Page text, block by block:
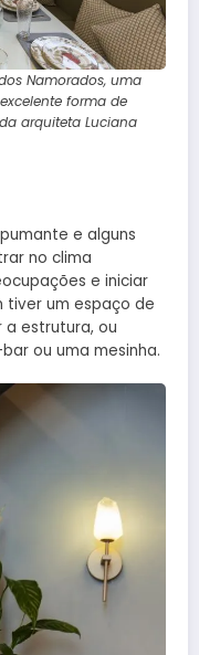
Namorados, uma
forma de
arquiteta Luciana
e alguns
no clima
e iniciar
tiver um espaço de
estrutura, ou
ou uma mesinha.